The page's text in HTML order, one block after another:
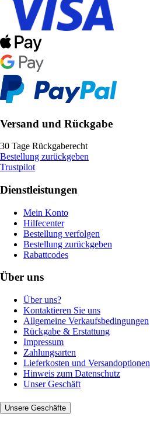
Versand und Rückgabe
30 Tage Rückgaberecht
Bestellung zurückgeben
Trustpilot
Dienstleistungen
Mein Konto
Hilfecenter
Bestellung verfolgen
Bestellung zurückgeben
Rabattcodes
Über uns
Über uns?
Kontaktieren Sie uns
Allgemeine Verkaufsbedingungen
Rückgabe & Erstattung
Impressum
Zahlungsarten
Lieferkosten und Versandoptionen
Hinweis zum Datenschutz
Unser Geschäft
Unsere Geschäfte